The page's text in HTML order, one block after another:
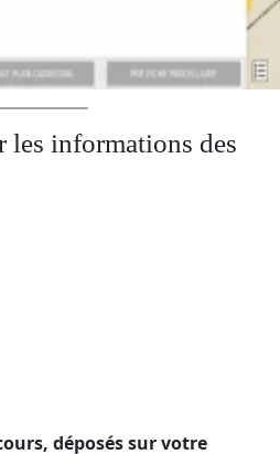
informations des
déposés sur votre